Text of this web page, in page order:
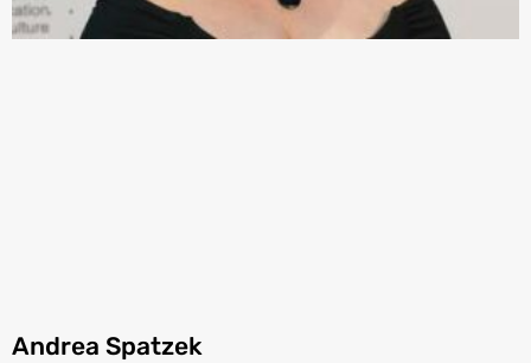
Andrea Spatzek